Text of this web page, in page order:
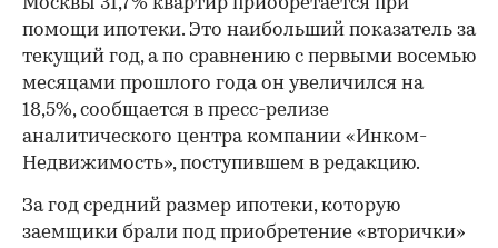
помощи ипотеки. Это наибольший показатель за
текущий год, а по сравнению с первыми восемью
месяцами прошлого года он увеличился на
18,5%, сообщается в пресс-релизе
аналитического центра компании «Инком-
Недвижимость», поступившем в редакцию.
За год средний размер ипотеки, которую
заемщики брали под приобретение «вторички»